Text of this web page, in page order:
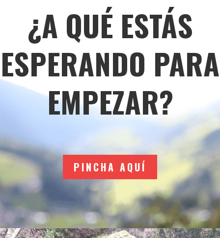
¿A QUÉ ESTÁS
ESPERANDO PARA
EMPEZAR?
PINCHA AQUÍ